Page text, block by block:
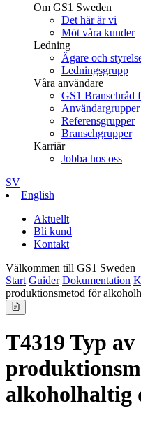
Om GS1 Sweden
Det här är vi
Möt våra kunder
Ledning
Ägare och
Ledningsgrupp
Våra användare
GS1 Branschråd
Användargrupper
Referensgrupper
Branschgrupper
Karriär
Jobba hos oss
SV
English
Aktuellt
Bli kund
Kontakt
Välkommen till GS1 Sweden
Start Guider Dokumentation
produktionsmetod för
T4319 Typ av
alkoholhaltig